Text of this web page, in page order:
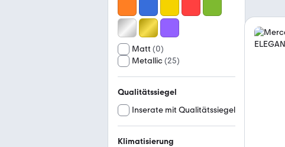
Matt (0)
Metallic(25)
Qualitätssiegel
Inserate mit Qualitätssiegel
Klimatisierung